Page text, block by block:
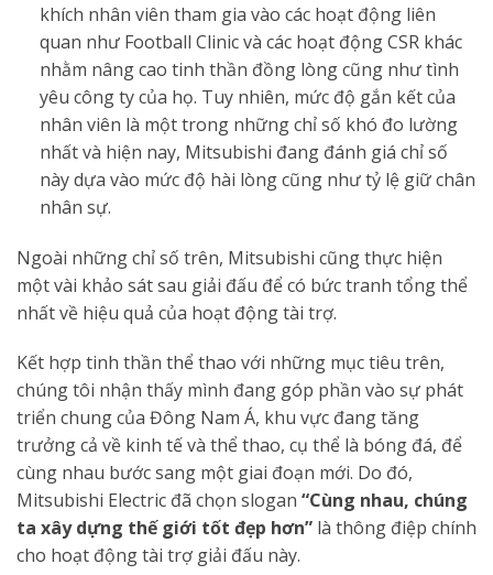
khích nhân viên tham gia vào các hoạt động liên
quan như Football Clinic và các hoạt động CSR khác
nhằm nâng cao tinh thần đồng lòng cũng như tình
yêu công ty của họ. Tuy nhiên, mức độ gắn kết của
nhân viên là một trong những chỉ số khó đo lường
nhất và hiện nay, Mitsubishi đang đánh giá chỉ số
này dựa vào mức độ hài lòng cũng như tỷ lệ giữ chân
nhân sự.
Ngoài những chỉ số trên, Mitsubishi cũng thực hiện
một vài khảo sát sau giải đấu để có bức tranh tổng thể
nhất về hiệu quả của hoạt động tài trợ.
Kết hợp tinh thần thể thao với những mục tiêu trên,
chúng tôi nhận thấy mình đang góp phần vào sự phát
triển chung của Đông Nam Á, khu vực đang tăng
trưởng cả về kinh tế và thể thao, cụ thể là bóng đá, để
cùng nhau bước sang một giai đoạn mới. Do đó,
Mitsubishi Electric đã chọn slogan “Cùng nhau, chúng
ta xây dựng thế giới tốt đẹp hơn” là thông điệp chính
cho hoạt động tài trợ giải đấu này.